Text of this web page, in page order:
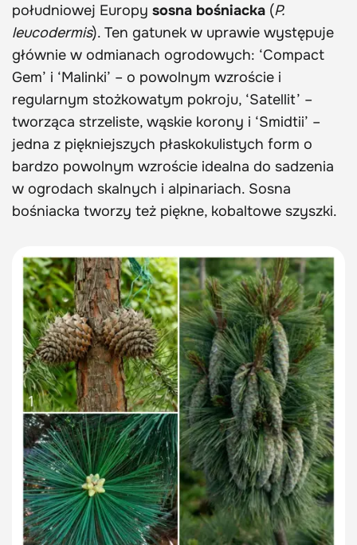
południowej Europy sosna bośniacka (P.
leucodermis). Ten gatunek w uprawie występuje
głównie w odmianach ogrodowych: ‘Compact
Gem’ i ‘Malinki’ – o powolnym wzroście i
regularnym stożkowatym pokroju, ‘Satellit’ –
tworząca strzeliste, wąskie korony i ‘Smidtii’ –
jedna z piękniejszych płaskokulistych form o
bardzo powolnym wzroście idealna do sadzenia
w ogrodach skalnych i alpinariach. Sosna
bośniacka tworzy też piękne, kobaltowe szyszki.